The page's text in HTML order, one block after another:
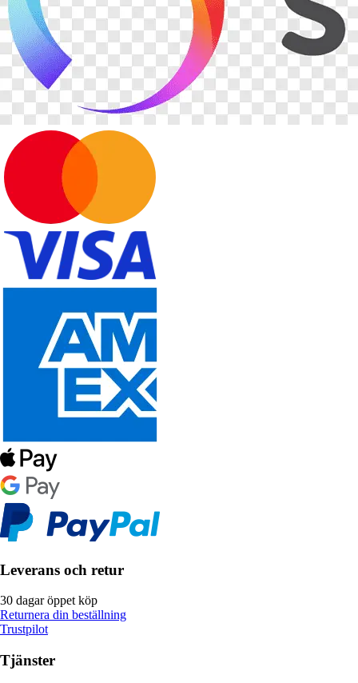
Leverans och retur
30 dagar öppet köp
Returnera din beställning
Trustpilot
Tjänster